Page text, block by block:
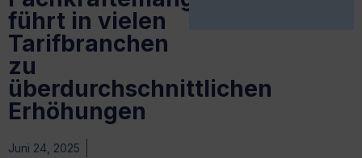
führt in vielen
Tarifbranchen
zu
überdurchschnittlichen
Erhöhungen
Juni 24, 2025